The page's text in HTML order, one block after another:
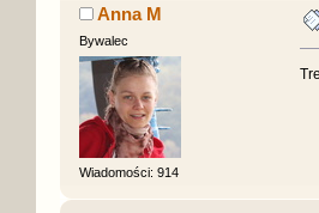
Anna M
Bywalec
Wiadomości: 914